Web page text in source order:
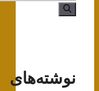
نوشته‌های